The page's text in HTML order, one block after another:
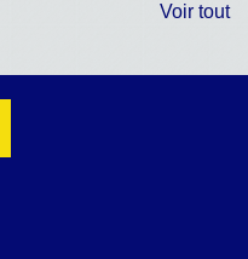
Voir tout